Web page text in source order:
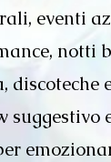
eventi
notti
discoteche
suggestivo